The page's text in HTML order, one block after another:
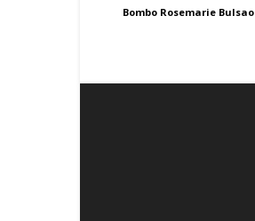
Bombo Rosemarie Bulsao